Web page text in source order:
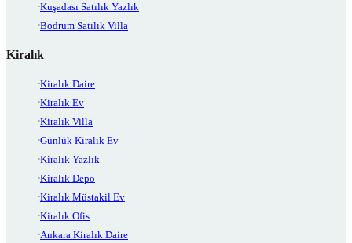
Kuşadası Satılık Yazlık
Bodrum Satılık Villa
Kiralık
Kiralık Daire
Kiralık Ev
Kiralık Villa
Günlük Kiralık Ev
Kiralık Yazlık
Kiralık Depo
Kiralık Müstakil Ev
Kiralık Ofis
Ankara Kiralık Daire